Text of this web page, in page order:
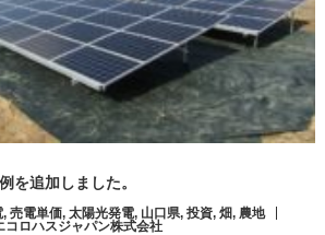
を追加しました。
, 売電単価, 太陽光発電, 山口県, 投資, 畑, 農地
コロハスジャパン株式会社